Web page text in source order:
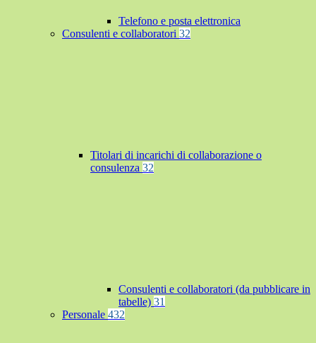
Telefono e posta elettronica
Consulenti e collaboratori 32
Titolari di incarichi di collaborazione o
consulenza 32
Consulenti e collaboratori (da pubblicare in
tabelle) 31
Personale 432